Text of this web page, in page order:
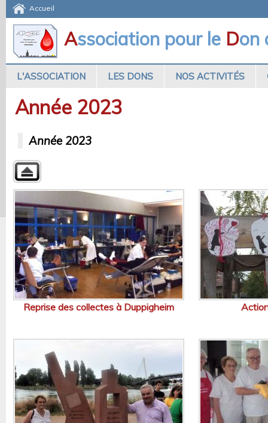
Accueil
Association pour le Don
L'ASSOCIATION LES DONS NOS ACTIVITÉS
Année 2023
Année 2023
Reprise des collectes à Duppigheim